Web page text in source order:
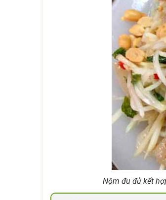
Nộm đu đủ kết